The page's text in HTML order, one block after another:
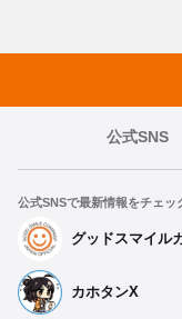
公式SNS
公式SNSで最新情報をチェッ
グッドスマイル
カホタンX